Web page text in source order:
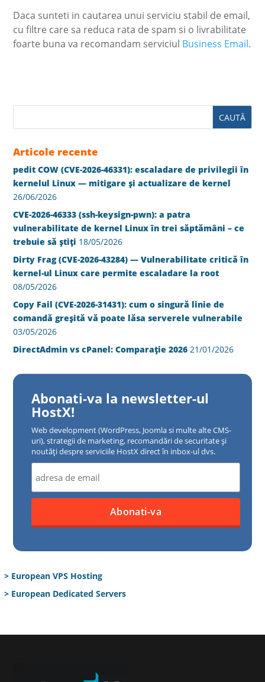
Daca sunteti in cautarea unui serviciu stabil de email,
cu filtre care sa reduca rata de spam si o livrabilitate
foarte buna va recomandam serviciul Business Email.
Articole recente
pedit COW (CVE-2026-46331): escaladare de privilegii în
kernelul Linux — mitigare și actualizare de kernel
26/06/2026
CVE-2026-46333 (ssh-keysign-pwn): a patra
vulnerabilitate de kernel Linux în trei săptămâni – ce
trebuie să știți 18/05/2026
Dirty Frag (CVE-2026-43284) — Vulnerabilitate critică în
kernel-ul Linux care permite escaladare la root
08/05/2026
Copy Fail (CVE-2026-31431): cum o singură linie de
comandă greșită vă poate lăsa serverele vulnerabile
03/05/2026
DirectAdmin vs cPanel: Comparație 2026 21/01/2026
Abonati-va la newsletter-ul
HostX!
Web development (WordPress, Joomla si multe alte CMS-
uri), strategii de marketing, recomandări de securitate și
noutăți despre serviciile HostX direct în inbox-ul dvs.
> European VPS Hosting
> European Dedicated Servers